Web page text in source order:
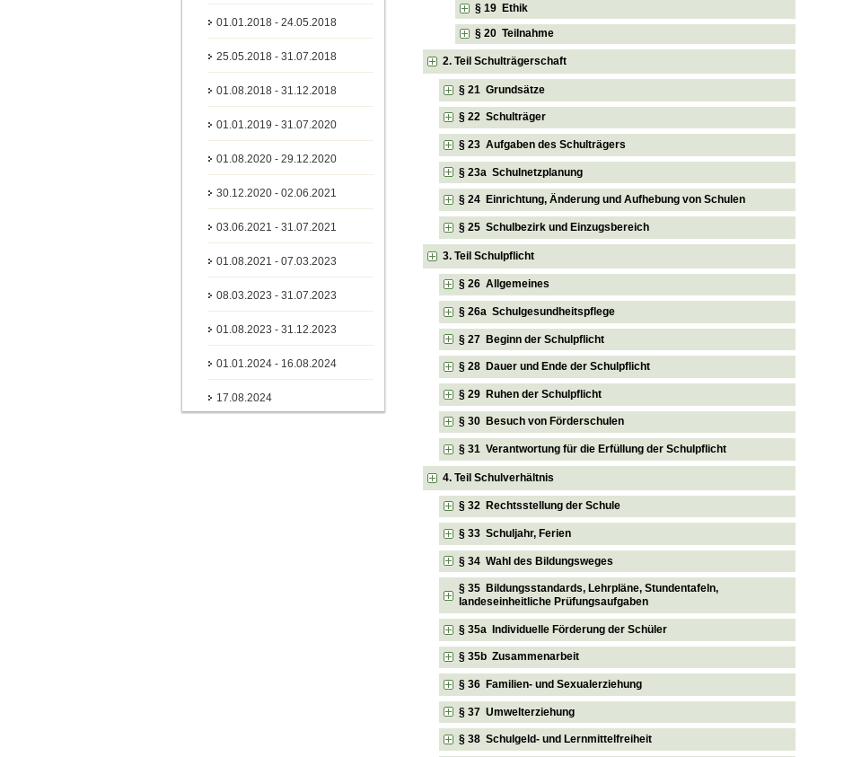
01.01.2018 - 24.05.2018
25.05.2018 - 31.07.2018
01.08.2018 - 31.12.2018
01.01.2019 - 31.07.2020
01.08.2020 - 29.12.2020
30.12.2020 - 02.06.2021
03.06.2021 - 31.07.2021
01.08.2021 - 07.03.2023
08.03.2023 - 31.07.2023
01.08.2023 - 31.12.2023
01.01.2024 - 16.08.2024
17.08.2024
§ 19 Ethik
§ 20 Teilnahme
2. Teil Schulträgerschaft
§ 21 Grundsätze
§ 22 Schulträger
§ 23 Aufgaben des Schulträgers
§ 23a Schulnetzplanung
§ 24 Einrichtung, Änderung und Aufhebung von Schulen
§ 25 Schulbezirk und Einzugsbereich
3. Teil Schulpflicht
§ 26 Allgemeines
§ 26a Schulgesundheitspflege
§ 27 Beginn der Schulpflicht
§ 28 Dauer und Ende der Schulpflicht
§ 29 Ruhen der Schulpflicht
§ 30 Besuch von Förderschulen
§ 31 Verantwortung für die Erfüllung der Schulpflicht
4. Teil Schulverhältnis
§ 32 Rechtsstellung der Schule
§ 33 Schuljahr, Ferien
§ 34 Wahl des Bildungsweges
§ 35 Bildungsstandards, Lehrpläne, Stundentafeln,
landeseinheitliche Prüfungsaufgaben
§ 35a Individuelle Förderung der Schüler
§ 35b Zusammenarbeit
§ 36 Familien- und Sexualerziehung
§ 37 Umwelterziehung
§ 38 Schulgeld- und Lernmittelfreiheit